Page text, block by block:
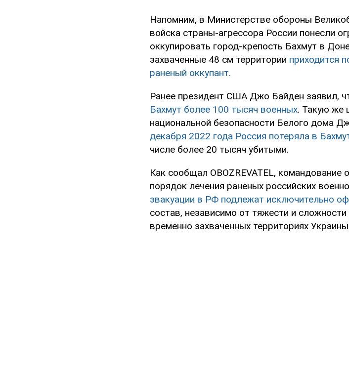
Напомним, в Министерстве обороны
войска страны-агрессора России понесли
оккупировать город-крепость Бахмут в
захваченные 48 см территории приходится
раненый оккупант.
Ранее президент США Джо Байден заявил,
Бахмут более 100 тысяч военных. Такую же
национальной безопасности Белого дома
декабря 2022 года Россия потеряла в
числе более 20 тысяч убитыми.
Как сообщал OBOZREVATEL, командование
порядок лечения раненых российских
эвакуации в РФ подлежат исключительно
состав, независимо от тяжести и
временно захваченных территориях